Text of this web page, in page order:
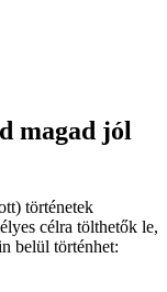
magad jól
történetek
célra tölthetők le,
belül történhet: